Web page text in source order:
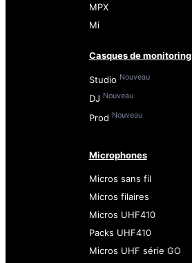
MPX
Mi
Casques de monitoring
Studio Nouveau
DJ Nouveau
Prod Nouveau
Microphones
Micros sans fil
Micros filaires
Micros UHF410
Packs UHF410
Micros UHF série GO